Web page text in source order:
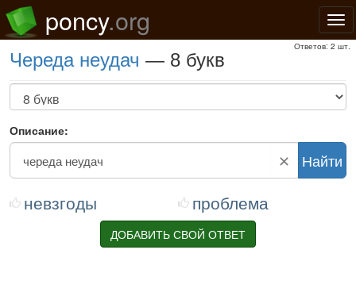
poncy.org
череда неудач — 8 букв
Ответов: 2 шт.
невзгоды проблема
Описание:
✕ Найти
ДОБАВИТЬ СВОЙ ОТВЕТ